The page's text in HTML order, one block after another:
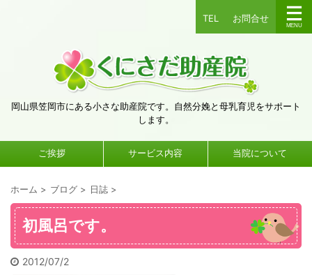
TEL お問合せ
岡山県笠岡市にある小さな助産院です。自然分娩と母乳育児をサポート
します。
ご挨拶 サービス内容 当院について
ホーム > ブログ > 日誌 >
初風呂です。
2012/07/2